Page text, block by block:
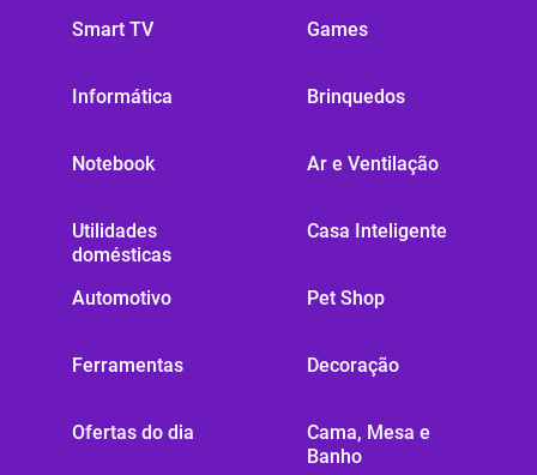
Smart TV
Informática
Notebook
Utilidades
domésticas
Automotivo
Ferramentas
Ofertas do dia
Games
Brinquedos
Ar e Ventilação
Casa Inteligente
Pet Shop
Decoração
Cama, Mesa e
Banho